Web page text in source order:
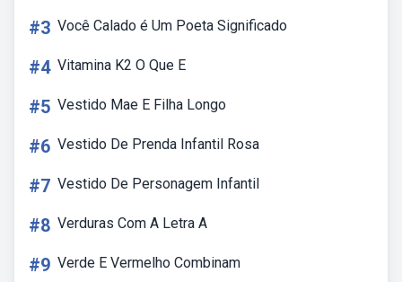
#3 Você Calado é Um Poeta Significado
#4 Vitamina K2 O Que E
#5 Vestido Mae E Filha Longo
#6 Vestido De Prenda Infantil Rosa
#7 Vestido De Personagem Infantil
#8 Verduras Com A Letra A
#9 Verde E Vermelho Combinam